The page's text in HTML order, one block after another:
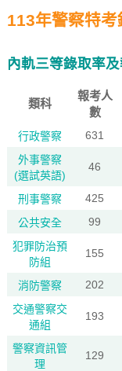
113年警察特
內軌三等錄取率
類科
報考人
數
行政警察 631
外事警察
(選試英語)
46
刑事警察 425
公共安全
99
犯罪防治預
防組
155
消防警察 202
交通警察交
通組
193
警察資訊管
理
129